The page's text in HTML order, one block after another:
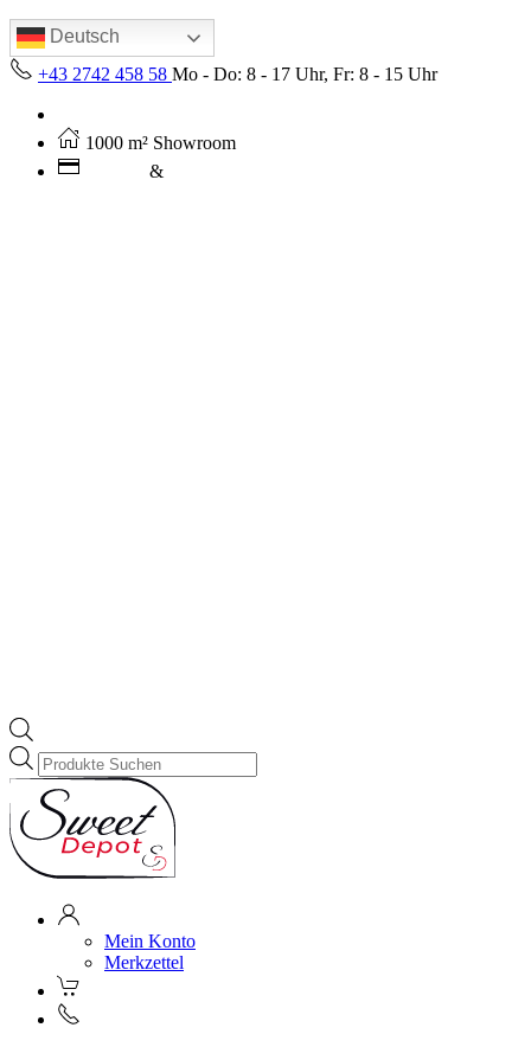
Deutsch
+43 2742 458 58 Mo - Do: 8 - 17 Uhr, Fr: 8 - 15 Uhr
1000 m² Showroom
&
Products
search
Mein Konto
Merkzettel